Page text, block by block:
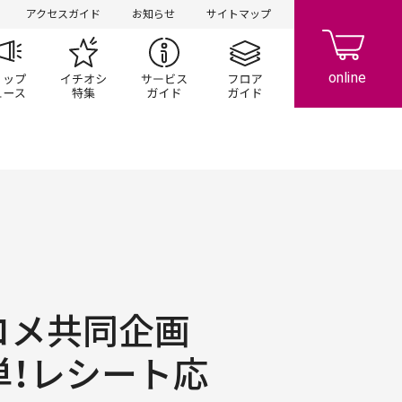
アクセスガイド お知らせ サイトマップ
ン一覧 ショップニュースイチオシ特集 サービスガイドフロアガイド
共同企画
レシート応